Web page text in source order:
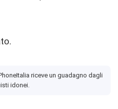
riceve un guadagno dagli
idonei.